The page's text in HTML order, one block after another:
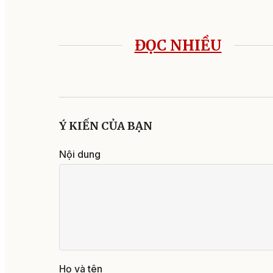
ĐỌC NHIỀU
Ý KIẾN CỦA BẠN
Nội dung
Họ và tên